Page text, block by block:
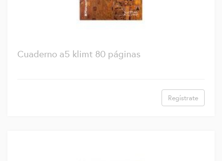
Cuaderno a5 klimt 80 páginas
Regístrate